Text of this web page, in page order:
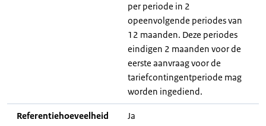
per periode in 2
opeenvolgende periodes van
12 maanden. Deze periodes
eindigen 2 maanden voor de
eerste aanvraag voor de
tariefcontingentperiode mag
worden ingediend.
Referentiehoeveelheid Ja